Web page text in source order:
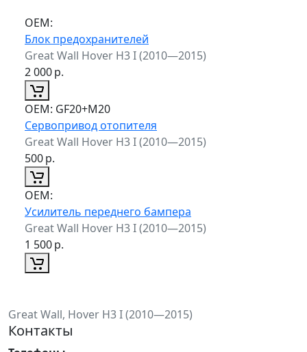
ОЕМ:
Блок предохранителей
Great Wall Hover H3 I (2010—2015)
2 000р.
ОЕМ: GF20+M20
Сервопривод отопителя
Great Wall Hover H3 I (2010—2015)
500р.
ОЕМ:
Усилитель переднего бампера
Great Wall Hover H3 I (2010—2015)
1 500р.
Great Wall, Hover H3 I (2010—2015)
Контакты